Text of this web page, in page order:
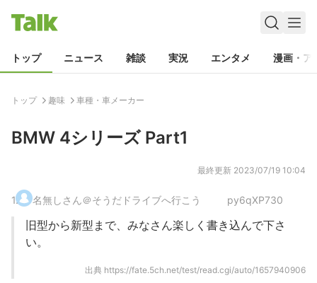
トップ ニュース 雑談 実況 エンタメ 漫画・ア
トップ 趣味 車種・車メーカー
BMW 4シリーズ Part1
最終更新 2023/07/19 10:04
1. 名無しさん＠そうだドライブへ行こう py6qXP730
旧型から新型まで、みなさん楽しく書き込んで下さ
い。
出典 https://fate.5ch.net/test/read.cgi/auto/1657940906